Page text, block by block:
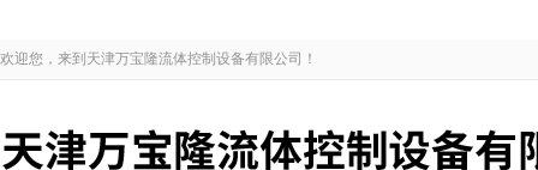
欢迎您，来到天津万宝隆流体控制设备有限公司！